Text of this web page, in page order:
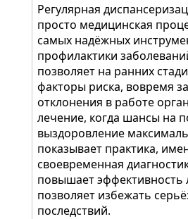
Регулярная
просто медицинская
самых надёжных
профилактики
позволяет на ранних
факторы риска, вовремя
отклонения в работе
лечение, когда шансы на
выздоровление
показывает практика,
своевременная
повышает эффективность
позволяет избежать
последствий.